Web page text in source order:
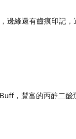
緣還有齒痕印記，
，豐富的丙醇二